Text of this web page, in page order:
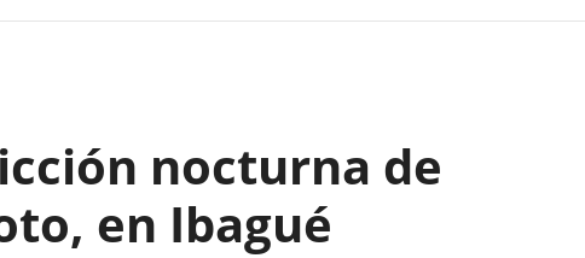
nocturna de
en Ibagué